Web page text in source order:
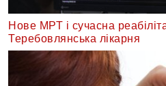
Нове МРТ і сучасна
Теребовлянська лікарня